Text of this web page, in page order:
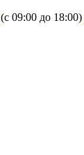
(с 09:00 до 18:00)